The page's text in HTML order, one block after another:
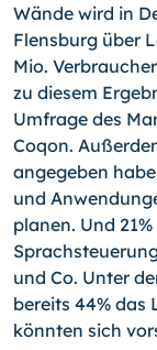
Wände wird in
Flensburg über
Mio.
zu diesem
Umfrage des
Coqon.
angegeben
und
planen. Und
und Co. Unter
bereits 44% das
könnten sich